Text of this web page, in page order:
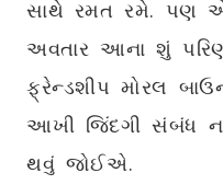
સાથે રમત રમે. પણ
અવતાર આના શું
ફ્રેન્ડશીપ મોરલ
આખી જિંદગી સંબંધ
થવું જોઈએ.